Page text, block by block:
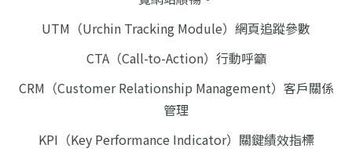
UTM（Urchin Tracking Module）網頁追蹤參數
CTA（Call-to-Action）行動呼籲
CRM（Customer Relationship Management）客戶關係
管理
KPI（Key Performance Indicator）關鍵績效指標